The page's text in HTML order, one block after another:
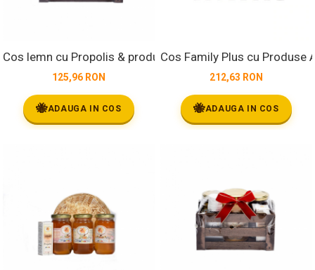
Cos lemn cu Propolis & produse Apicole
125,96 RON
🐝 ADAUGA IN COS
Cos Family Plus cu Produse
212,63 RON
🐝 ADAUGA IN COS